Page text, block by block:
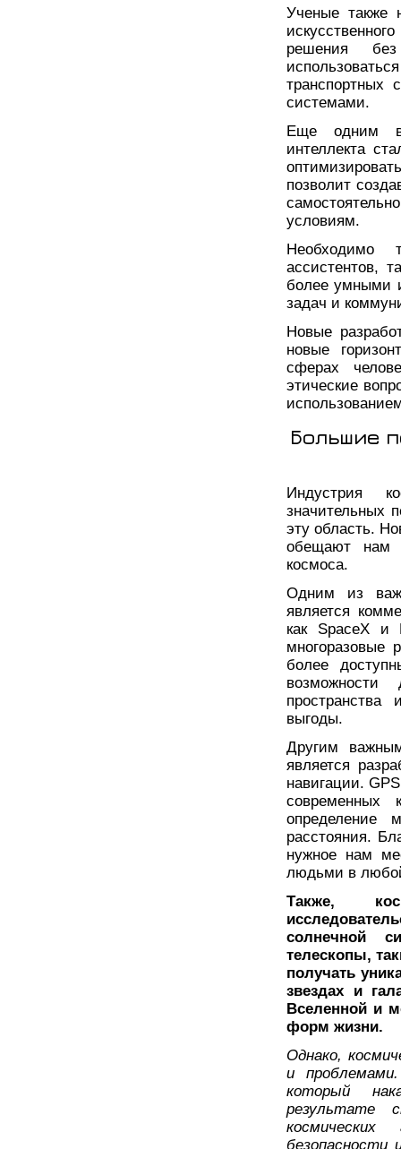
Ученые также
решения
транспортных
системами.
Еще одним
интеллекта
позволит
условиям.
Необходимо
ассистентов,
более умными
задач и
Новые
новые
сферах
этические
Большие
Индустрия
значительных
эту область.
обещают нам
космоса.
Одним из
является
как SpaceX и
многоразовые
более
возможности
выгоды.
Другим
является
навигации.
современных
определение
расстояния.
нужное нам
людьми в
Также,
солнечной
телескопы,
получать
звездах и
Вселенной и
форм жизни.
Однако,
и
который
результате
безопасности